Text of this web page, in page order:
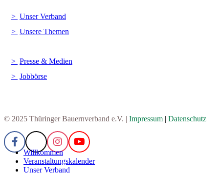
Unser Verband
Unsere Themen
Presse & Medien
Jobbörse
© 2025 Thüringer Bauernverband e.V. | Impressum | Datenschutz
Willkommen
Veranstaltungskalender
Unser Verband